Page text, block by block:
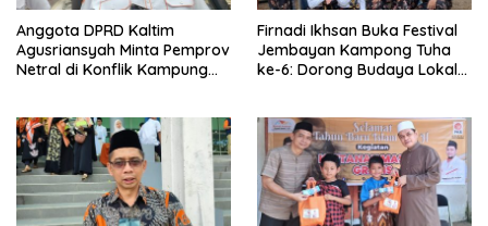
Anggota DPRD Kaltim
Agusriansyah Minta Pemprov
Netral di Konflik Kampung
Firnadi Ikhsan Buka Festival
Jembayan Kampong Tuha
ke-6: Dorong Budaya Lokal